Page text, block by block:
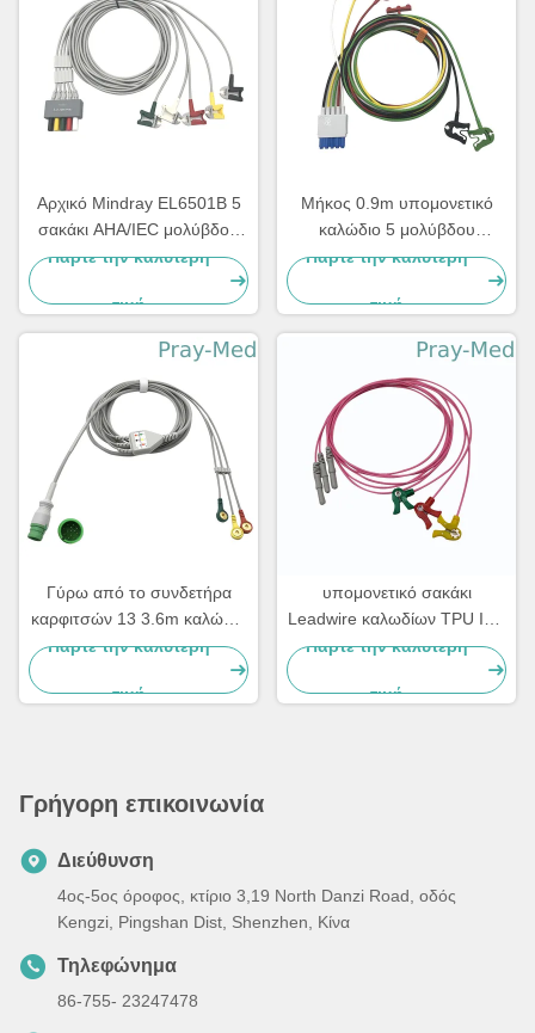
Αρχικό Mindray EL6501B 5
σακάκι AHA/IEC μολύβδου
ECG Leadwires TPU
Πάρτε την καλύτερη
τιμή
Μήκος 0.9m υπομονετικό
καλώδιο 5 μολύβδου
M1971A ECG με το σακάκι
Πάρτε την καλύτερη
τιμή
Γύρω από το συνδετήρα
καρφιτσών 13 3.6m καλώδιο
3 μολύβδου ECG για
Πάρτε την καλύτερη
τιμή
υπομονετικό σακάκι
Leadwire καλωδίων TPU IEC
AHA ECG τύπων 3Lead
Πάρτε την καλύτερη
τιμή
Γρήγορη επικοινωνία
Διεύθυνση
4ος-5ος όροφος, κτίριο 3,19 North Danzi Road, οδός
Kengzi, Pingshan Dist, Shenzhen, Κίνα
Τηλεφώνημα
86-755- 23247478